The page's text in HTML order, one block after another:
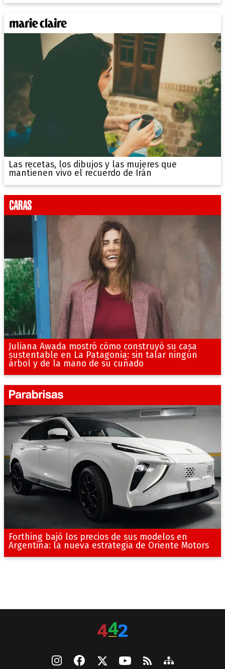
Las recetas, los dibujos y las mujeres que
mantienen vivo el recuerdo de Irán
Juliana Awada mostró cómo construyó su casa
sustentable en La Patagonia: sin talar ningún
árbol y de la mano de su cuñado
Forthing bajó los precios de sus modelos en
Argentina: la nueva estrategia de Oriente Motors